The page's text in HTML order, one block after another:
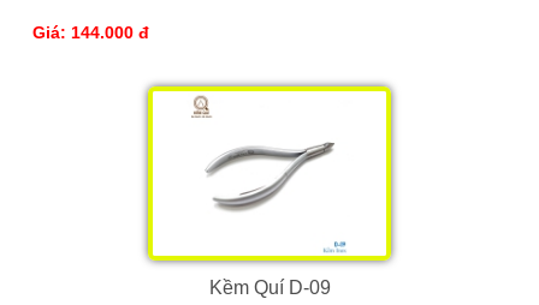
Giá: 144.000 đ
Kềm Quí D-09